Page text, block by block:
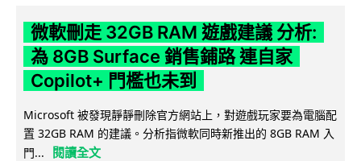
微軟刪走 32GB RAM 遊戲建議 分析:
為 8GB Surface 銷售鋪路 連自家
Copilot+ 門檻也未到
Microsoft 被發現靜靜刪除官方網站上，對遊戲玩家要為電腦配
置 32GB RAM 的建議。分析指微軟同時新推出的 8GB RAM 入
門...
閱讀全文